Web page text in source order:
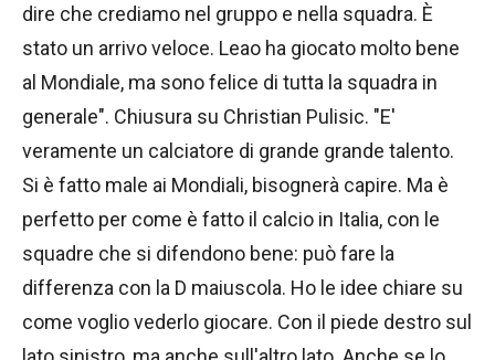
dire che crediamo nel gruppo e nella squadra. È
stato un arrivo veloce. Leao ha giocato molto bene
al Mondiale, ma sono felice di tutta la squadra in
generale". Chiusura su Christian Pulisic. "E'
veramente un calciatore di grande grande talento.
Si è fatto male ai Mondiali, bisognerà capire. Ma è
perfetto per come è fatto il calcio in Italia, con le
squadre che si difendono bene: può fare la
differenza con la D maiuscola. Ho le idee chiare su
come voglio vederlo giocare. Con il piede destro sul